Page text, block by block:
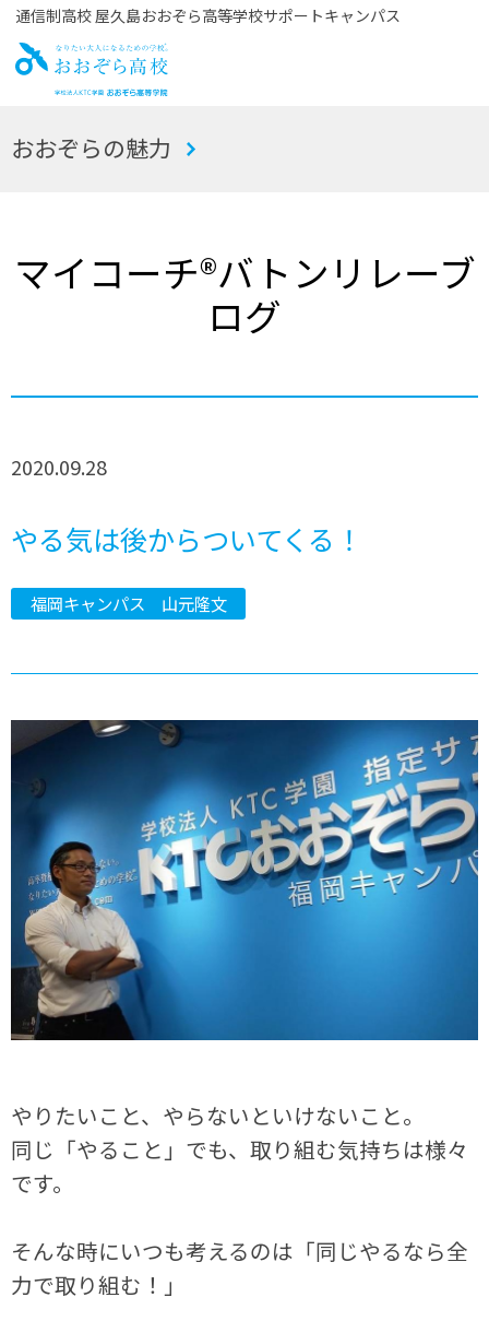
通信制高校 屋久島おおぞら高等学校サポートキャンパス
お
おおぞらの魅力
マイコーチ®バトンリレーブ
ログ
2020.09.28
やる気は後からついてくる！
福岡キャンパス 山元隆文
やりたいこと、やらないといけないこと。
同じ「やること」でも、取り組む気持ちは様々
です。
そんな時にいつも考えるのは「同じやるなら全
力で取り組む！」